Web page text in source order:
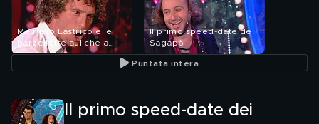
Maurizio Lastrico e le
barzellette auliche a
Zelig Off 2010
Il primo speed-date dei
Sagapò
Puntata intera
Il primo speed-date dei